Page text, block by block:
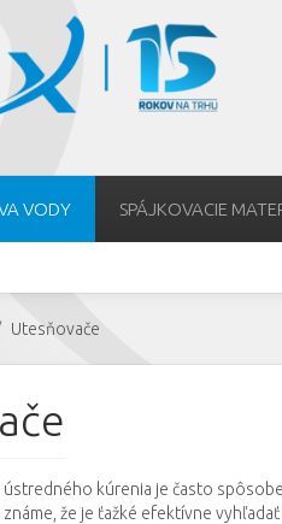
VODY SPÁJKOVACIE
Utesňovače
ústredného kúrenia je často
známe, že je ťažké efektívne